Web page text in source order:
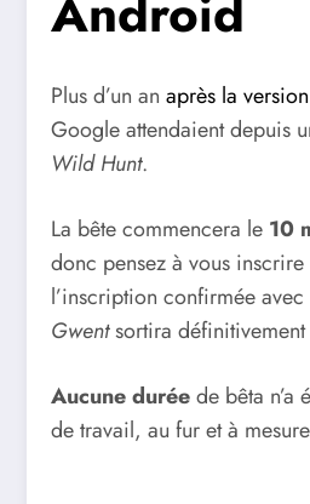
Plus d’un an après la
Google attendaient depuis
Wild Hunt.
La bête commencera le 10
donc pensez à vous
l’inscription confirmée
Gwentsortira définitivement
Aucune duréede bêta
de travail, au fur et à